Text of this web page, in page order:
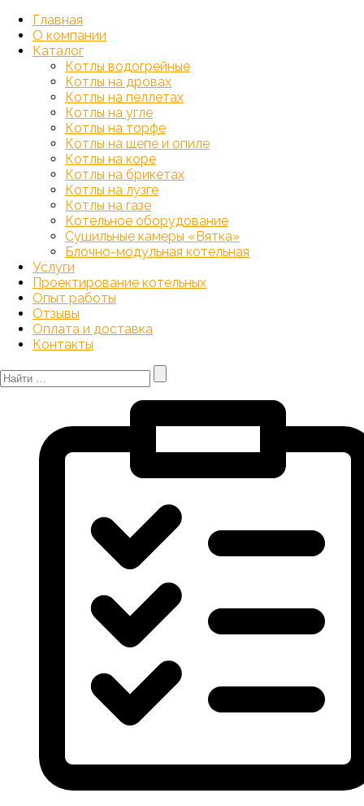
Главная
О компании
Каталог
Котлы водогрейные
Котлы на дровах
Котлы на пеллетах
Котлы на угле
Котлы на торфе
Котлы на щепе и опиле
Котлы на коре
Котлы на брикетах
Котлы на лузге
Котлы на газе
Котельное оборудование
Сушильные камеры «Вятка»
Блочно-модульная котельная
Услуги
Проектирование котельных
Опыт работы
Отзывы
Оплата и доставка
Контакты